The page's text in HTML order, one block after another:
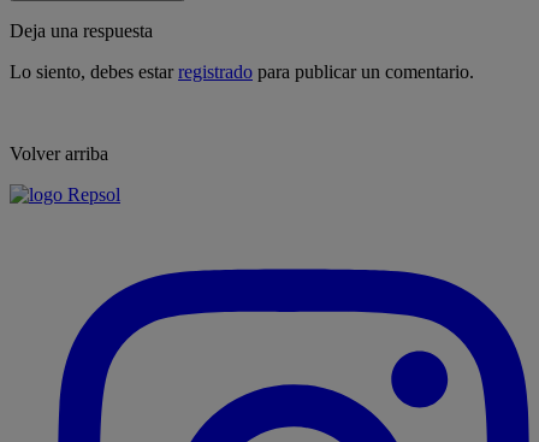
Deja una respuesta
Lo siento, debes estarregistrado para publicar un comentario.
Volver arriba